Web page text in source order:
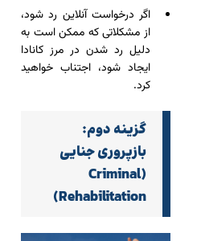
اگر درخواست آنلاین رد شود،
از مشکلاتی که ممکن است به
دلیل رد شدن در مرز کانادا
ایجاد شود، اجتناب خواهید
کرد.
گزینه دوم:
بازپروری جنایی
(Criminal
Rehabilitation)